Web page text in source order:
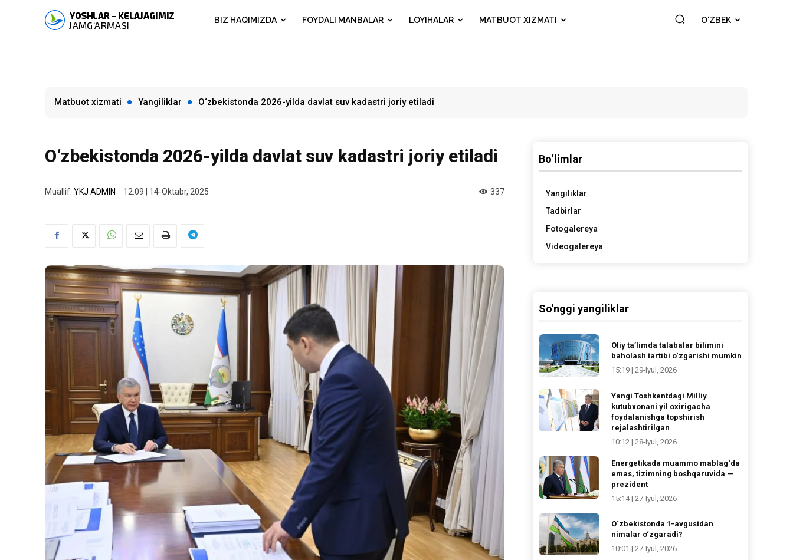
BIZ HAQIMIZDA FOYDALI MANBALAR LOYIHALAR MATBUOT XIZMATI OʻZBEK
Matbuot xizmati Yangiliklar O‘zbekistonda 2026-yilda davlat suv kadastri joriy etiladi
O‘zbekistonda 2026-yilda davlat suv kadastri joriy etiladi
Muallif: YKJ ADMIN 12:09 | 14-Oktabr, 2025 337
Bo‘limlar
Yangiliklar
Tadbirlar
Fotogalereya
Videogalereya
So'nggi yangiliklar
Oliy ta’limda talabalar bilimini
baholash tartibi o‘zgarishi mumkin
15:19 | 29-Iyul, 2026
Yangi Toshkentdagi Milliy
kutubxonani yil oxirigacha
foydalanishga topshirish
rejalashtirilgan
10:12 | 28-Iyul, 2026
Energetikada muammo mablag‘da
emas, tizimning boshqaruvida —
prezident
15:14 | 27-Iyul, 2026
O‘zbekistonda 1-avgustdan
nimalar o‘zgaradi?
10:01 | 27-Iyul, 2026